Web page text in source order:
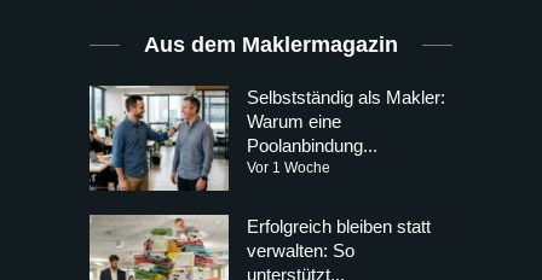
Aus dem Maklermagazin
Selbstständig als Makler:
Warum eine
Poolanbindung...
Vor 1 Woche
Erfolgreich bleiben statt
verwalten: So
unterstützt...